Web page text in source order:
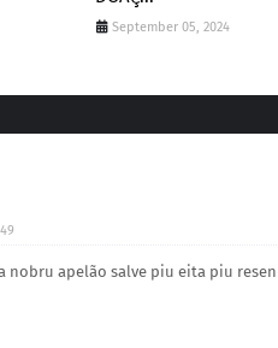
September 05, 2024
nobru apelão salve piu eita piu